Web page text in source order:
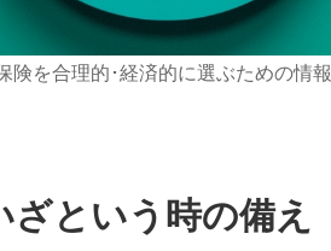
険を合理的･経済的に選ぶための情報
という時の備え